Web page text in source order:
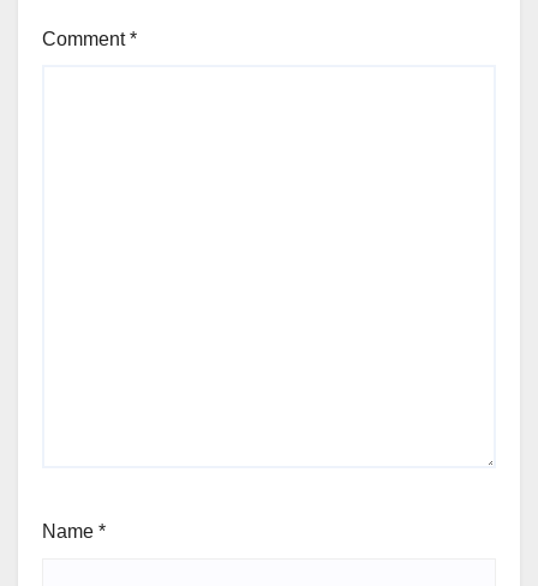
Comment*
Name *